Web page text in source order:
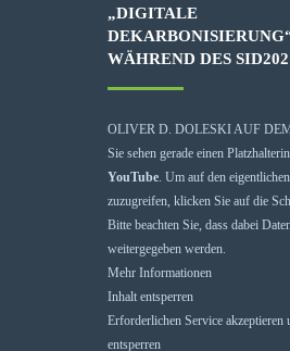
„DIGITALE
WÄHREND DES
OLIVER D. DOLESKI AUF
Sie sehen gerade einen
YouTube. Um auf den
zuzugreifen, klicken Sie auf die
Bitte beachten Sie, dass dabei
weitergegeben werden.
Mehr Informationen
Inhalt entsperren
Erforderlichen Service akzeptieren
entsperren